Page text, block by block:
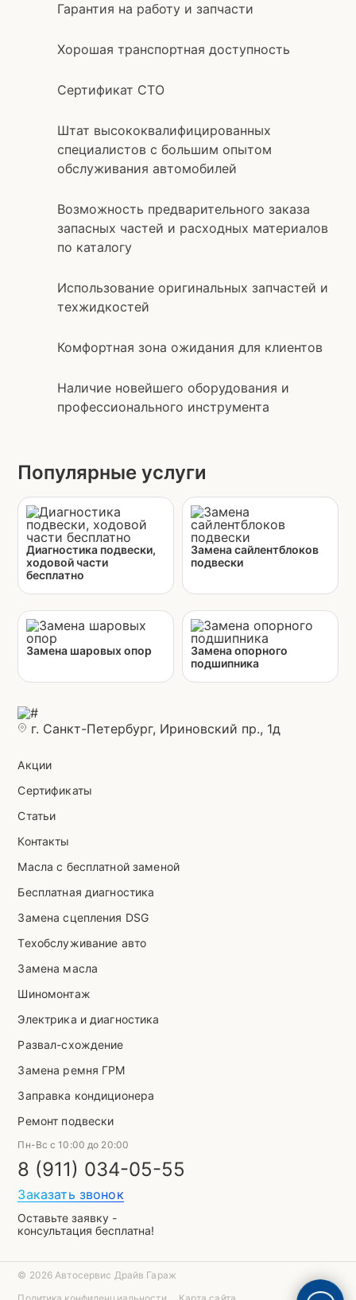
Гарантия на работу и запчасти
Хорошая транспортная доступность
Сертификат СТО
Штат высококвалифицированных
специалистов с большим опытом
обслуживания автомобилей
Возможность предварительного заказа
запасных частей и расходных материалов
по каталогу
Использование оригинальных запчастей и
техжидкостей
Комфортная зона ожидания для клиентов
Наличие новейшего оборудования и
профессионального инструмента
Популярные услуги
Диагностика подвески,
ходовой части
бесплатно
Замена сайлентблоков
подвески
Замена шаровых опор
Замена опорного
подшипника
г. Санкт-Петербург, Ириновский пр., 1д
Акции
Сертификаты
Статьи
Контакты
Масла с бесплатной заменой
Бесплатная диагностика
Замена сцепления DSG
Техобслуживание авто
Замена масла
Шиномонтаж
Электрика и диагностика
Развал-схождение
Замена ремня ГРМ
Заправка кондиционера
Ремонт подвески
Пн-Вс с 10:00 до 20:00
8 (911) 034-05-55
Заказать звонок
Оставьте заявку -
консультация бесплатна!
© 2026 Автосервис Драйв Гараж